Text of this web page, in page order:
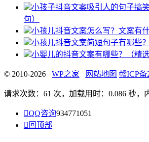
小孩子抖音文案吸引人的句子搞
句）
小孩儿抖音文案怎么写？文案有什
小孩儿抖音文案简短句子有哪些？
小婴儿的抖音文案有哪些？（精选
© 2010-2026 WP之家 网站地图 赣ICP备
请求次数：61 次，加载用时：0.086 秒，
QQ咨询934771051
 回顶部